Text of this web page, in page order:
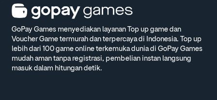
GoPay Games menyediakan layanan Top up game dan
Voucher Game termurah dan terpercaya di Indonesia. Top up
lebih dari 100 game online terkemuka dunia di GoPay Games
mudah aman tanpa registrasi, pembelian instan langsung
masuk dalam hitungan detik.